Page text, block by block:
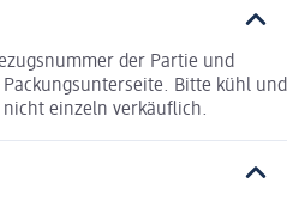
der Partie und
Bitte kühl und
einzeln verkäuflich.